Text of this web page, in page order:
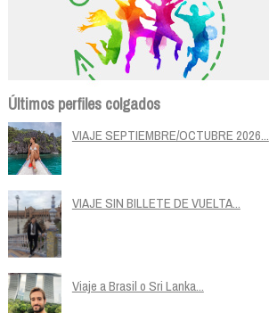
Últimos perfiles colgados
VIAJE SEPTIEMBRE/OCTUBRE 2026...
VIAJE SIN BILLETE DE VUELTA...
Viaje a Brasil o Sri Lanka...